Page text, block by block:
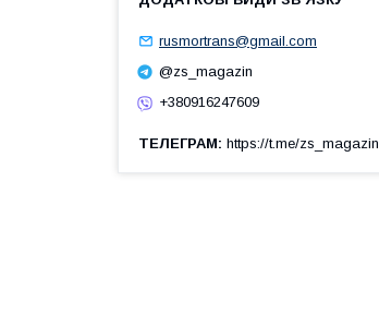
rusmortrans@gmail.com
@zs_magazin
+380916247609
ТЕЛЕГРАМ https://t.me/zs_magazin